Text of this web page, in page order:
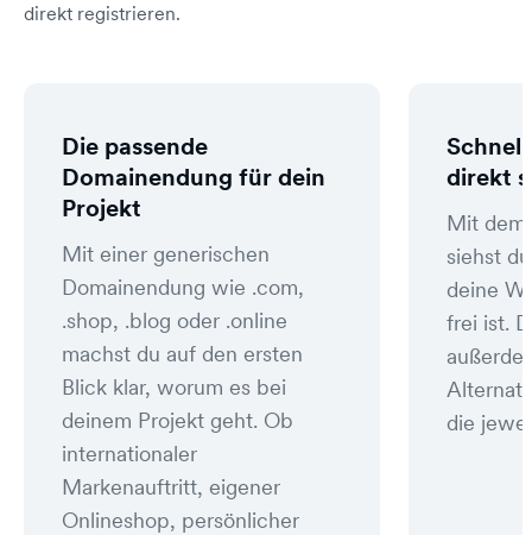
direkt registrieren.
Die passende
Domainendung für dein
Projekt
Mit einer generischen
Domainendung wie .com,
.shop, .blog oder .online
machst du auf den ersten
Blick klar, worum es bei
deinem Projekt geht. Ob
internationaler
Markenauftritt, eigener
Onlineshop, persönlicher
direkt
Mit dem
siehst
deine
frei ist.
die